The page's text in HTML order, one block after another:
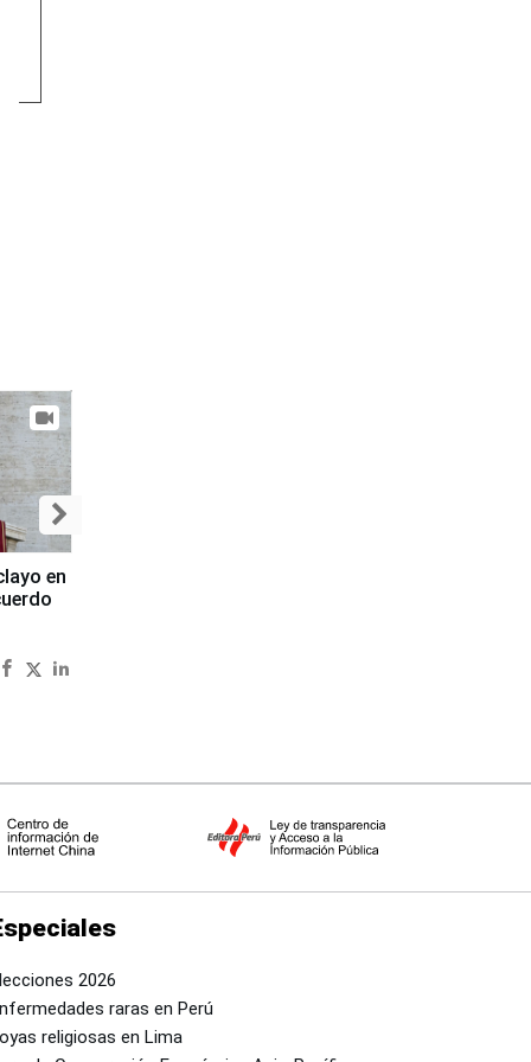
en
2026
raras en Perú
religiosas en Lima